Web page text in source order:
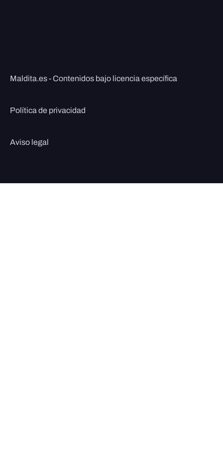
Maldita.es - Contenidos bajo licencia específica
Política de privacidad
Aviso legal